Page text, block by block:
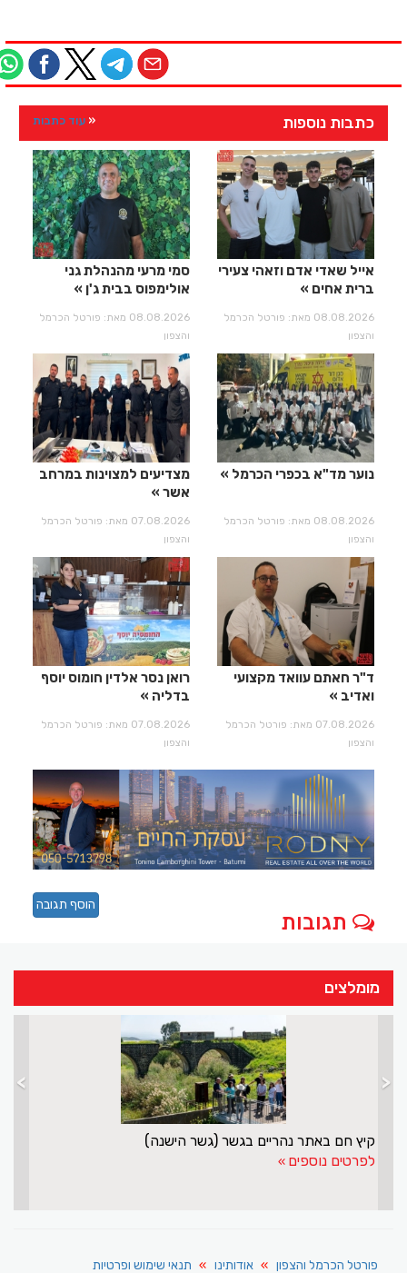
כתבות נוספות עוד כתבות
אייל שאדי אדם וזאהי צעירי
ברית אחים
08.08.2026 מאת: פורטל הכרמל
והצפון
סמי מרעי מהנהלת גני
אולימפוס בבית ג'ן
08.08.2026 מאת: פורטל הכרמל
והצפון
נוער מד"א בכפרי הכרמל
08.08.2026 מאת: פורטל הכרמל
והצפון
מצדיעים למצוינות במרחב
אשר
07.08.2026 מאת: פורטל הכרמל
והצפון
ד"ר חאתם עוואד מקצועי
ואדיב
07.08.2026 מאת: פורטל הכרמל
והצפון
רואן נסר אלדין חומוס יוסף
בדליה
07.08.2026 מאת: פורטל הכרמל
והצפון
תגובות
הוסף תגובה
מומלצים
קיץ חם באתר נהריים בגשר (גשר הישנה)
לפרטים נוספים
> <
פורטל הכרמל והצפון אודותינו תנאי שימוש ופרטיות